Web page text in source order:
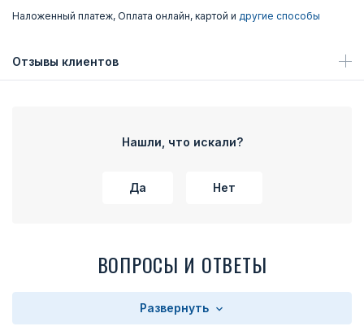
Наложенный платеж, Оплата онлайн, картой и другие способы
Отзывы клиентов
Нашли, что искали?
Да Нет
ВОПРОСЫ И ОТВЕТЫ
Развернуть